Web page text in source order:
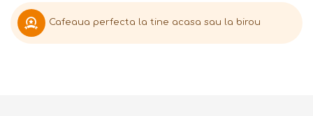
Cafeaua perfecta la tine acasa sau la birou